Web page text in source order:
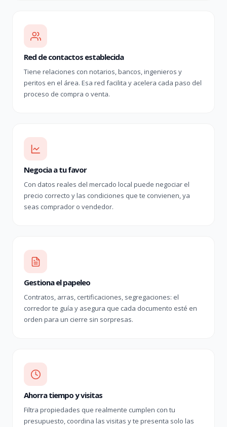
Red de contactos establecida
Tiene relaciones con notarios, bancos, ingenieros y
peritos en el área. Esa red facilita y acelera cada paso del
proceso de compra o venta.
Negocia a tu favor
Con datos reales del mercado local puede negociar el
precio correcto y las condiciones que te convienen, ya
seas comprador o vendedor.
Gestiona el papeleo
Contratos, arras, certificaciones, segregaciones: el
corredor te guía y asegura que cada documento esté en
orden para un cierre sin sorpresas.
Ahorra tiempo y visitas
Filtra propiedades que realmente cumplen con tu
presupuesto, coordina las visitas y te presenta solo las